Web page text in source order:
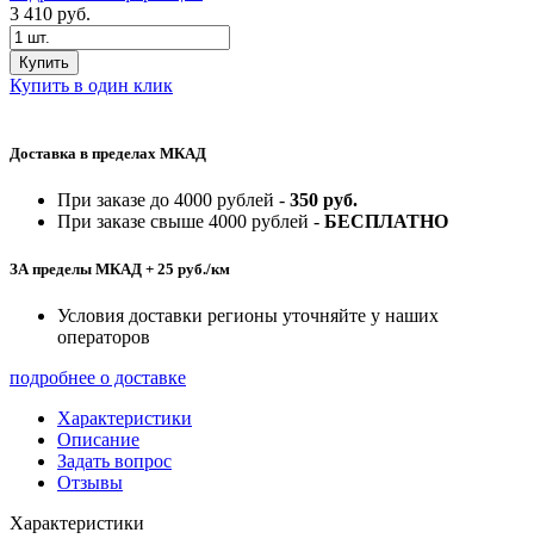
3 410 руб.
Купить
Купить в один клик
Доставка в пределах МКАД
При заказе до 4000 рублей - 350 руб.
При заказе свыше 4000 рублей - БЕСПЛАТНО
ЗА пределы МКАД + 25 руб./км
Условия доставки регионы уточняйте у наших
операторов
подробнее о доставке
Характеристики
Описание
Задать вопрос
Отзывы
Характеристики